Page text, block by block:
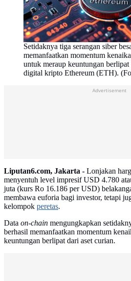
Setidaknya tiga serangan siber
memanfaatkan momentum
untuk meraup keuntungan
digital kripto Ethereum (ETH).
Advertisement
Liputan6.com, Jakarta - Lonjakan
menyentuh level impresif USD 4.780
juta (kurs Ro 16.186 per USD)
membawa euforia bagi investor, tetapi
kelompok peretas.
Data on-chain mengungkapkan
berhasil memanfaatkan momentum
keuntungan berlipat dari aset curian.